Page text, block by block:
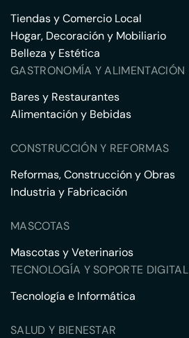
Tiendas y Comercio Local
Hogar, Decoración y Mobiliario
Belleza y Estética
GASTRONOMÍA Y ALIMENTACIÓN
Bares y Restaurantes
Alimentación y Bebidas
CONSTRUCCIÓN Y REFORMAS
Reformas, Construcción y Obras
Industria y Fabricación
MASCOTAS
Mascotas y Veterinarios
TECNOLOGÍA Y SOPORTE DIGITAL
Tecnología e Informática
SALUD Y BIENESTAR